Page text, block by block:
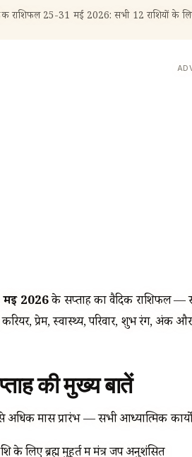
राशिफल 25-31 मई 2026: सभी 12 राशियों के
2026के सप्ताह का वैदिक राशिफल —
प्रेम, स्वास्थ्य, परिवार, शुभ रंग, अंक
की मुख्य बातें
अधिक मास प्रारंभ — सभी आध्यात्मिक